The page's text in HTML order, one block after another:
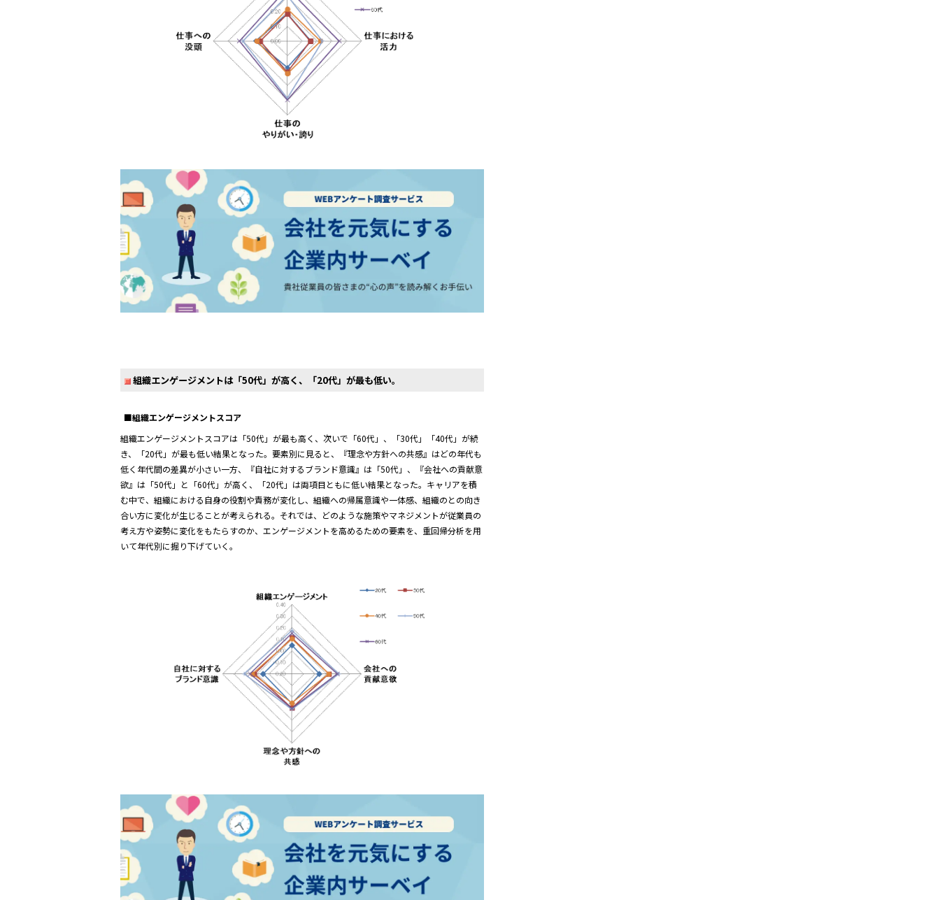
組織エンゲージメントは「50代」が高く、「20代」が最も低い。
■組織エンゲージメントスコア
組織エンゲージメントスコアは「50代」が最も高く、次いで「60代」、「30代」「40代」が続
き、「20代」が最も低い結果となった。要素別に見ると、『理念や方針への共感』はどの年代も
低く年代間の差異が小さい一方、『自社に対するブランド意識』は「50代」、『会社への貢献意
欲』は「50代」と「60代」が高く、「20代」は両項目ともに低い結果となった。キャリアを積
む中で、組織における自身の役割や責務が変化し、組織への帰属意識や一体感、組織のとの向き
合い方に変化が生じることが考えられる。それでは、どのような施策やマネジメントが従業員の
考え方や姿勢に変化をもたらすのか、エンゲージメントを高めるための要素を、重回帰分析を用
いて年代別に掘り下げていく。